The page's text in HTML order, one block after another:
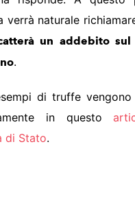
verrà naturale
un addebito sul
.
di truffe vengono
in questo
di Stato.